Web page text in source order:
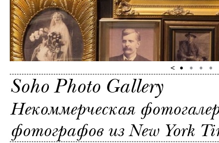
Soho Photo Gallery
Некоммерческая
фотографов из New York